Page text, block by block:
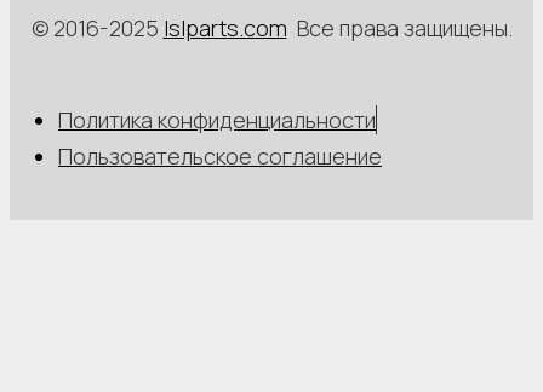
© 2016-2025 Islparts.com Все права защищены.
Политика конфиденциальности
Пользовательское соглашение